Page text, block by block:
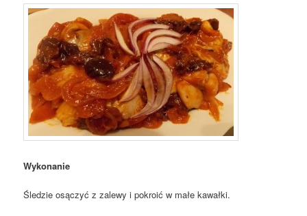
Wykonanie
Śledzie osączyć z zalewy i pokroić w małe kawałki.